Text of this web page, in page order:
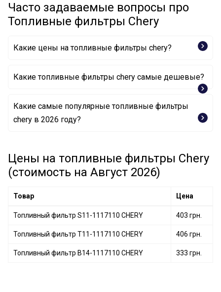
Часто задаваемые вопросы про
Топливные фильтры Chery
Какие цены на топливные фильтры chery?
Какие топливные фильтры chery самые дешевые?
Топливный фильтр B14-1117110 CHERY
Топливный фильтр T11-1117110 CHERY
Какие самые популярные топливные фильтры
chery в 2026 году?
Цены на топливные фильтры Chery
(стоимость на Август 2026)
Товар Цена
Топливный фильтр S11-1117110 CHERY 403 грн.
Топливный фильтр T11-1117110 CHERY 406 грн.
Топливный фильтр B14-1117110 CHERY 333 грн.